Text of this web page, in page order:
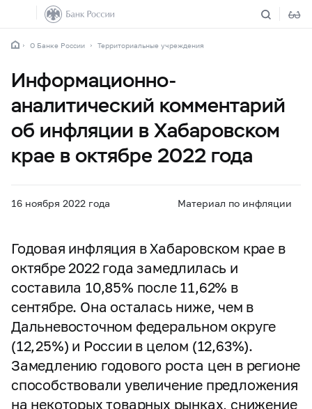
О Банке России Территориальные учреждения
Информационно-
аналитический комментарий
об инфляции в Хабаровском
крае в октябре 2022 года
16 ноября 2022 года Материал по инфляции
Годовая инфляция в Хабаровском крае в
октябре 2022 года замедлилась и
составила 10,85% после 11,62% в
сентябре. Она осталась ниже, чем в
Дальневосточном федеральном округе
(12,25%) и России в целом (12,63%).
Замедлению годового роста цен в регионе
способствовали увеличение предложения
на некоторых товарных рынках, снижение